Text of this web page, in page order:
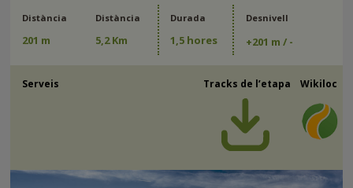
Distància
201 m
Distància
5,2 Km
Durada
1,5 hores
Desnivell
+201 m / -
Serveis Tracks de l’etapa Wikiloc